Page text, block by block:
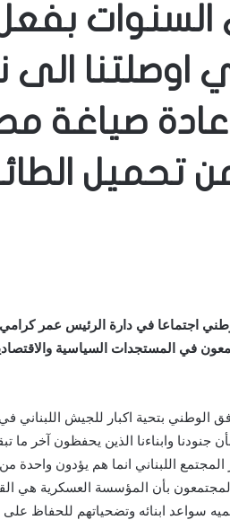
اوصلتنا
صياغة
من تحميل
اجتماعا في دارة الرئيس عمر
في المستجدات السياسية
الوطني بتحية اكبار للجيش اللبناني
جنودنا وابناءنا الذين يحفظون آخر
اللبناني انما هم يؤدون واحدة من
بأن المؤسسة العسكرية هي
سواعد ابنائه وتضحياتهم للحفاظ على